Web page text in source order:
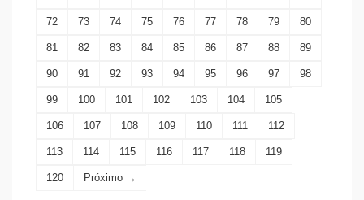
72 73 74 75 76 77 78 79 80
81 82 83 84 85 86 87 88 89
90 91 92 93 94 95 96 97 98
99 100 101 102 103 104 105
106 107 108 109 110 111 112
113 114 115 116 117 118 119
120 Próximo →